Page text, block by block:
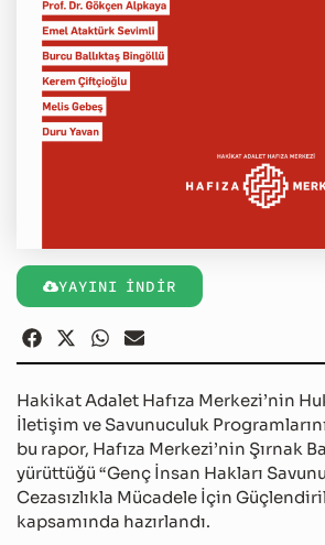
YAYINI İNDİR
Hakikat Adalet Hafıza Merkezi’nin
İletişim ve Savunuculuk
bu rapor, Hafıza Merkezi’nin Şırnak
yürüttüğü “Genç İnsan Hakları
Cezasızlıkla Mücadele İçin
kapsamında hazırlandı.